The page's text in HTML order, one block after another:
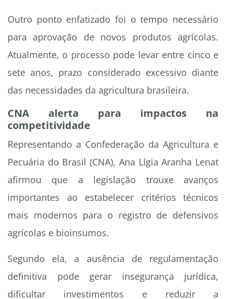
Outro ponto enfatizado foi o tempo necessário
para aprovação de novos produtos agrícolas.
Atualmente, o processo pode levar entre cinco e
sete anos, prazo considerado excessivo diante
das necessidades da agricultura brasileira.
CNA alerta para impactos na
competitividade
Representando a Confederação da Agricultura e
Pecuária do Brasil (CNA), Ana Lígia Aranha Lenat
afirmou que a legislação trouxe avanços
importantes ao estabelecer critérios técnicos
mais modernos para o registro de defensivos
agrícolas e bioinsumos.
Segundo ela, a ausência de regulamentação
definitiva pode gerar insegurança jurídica,
dificultar investimentos e reduzir a